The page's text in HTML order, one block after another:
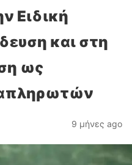
Ειδική
και στη
ως
9 μήνες ago